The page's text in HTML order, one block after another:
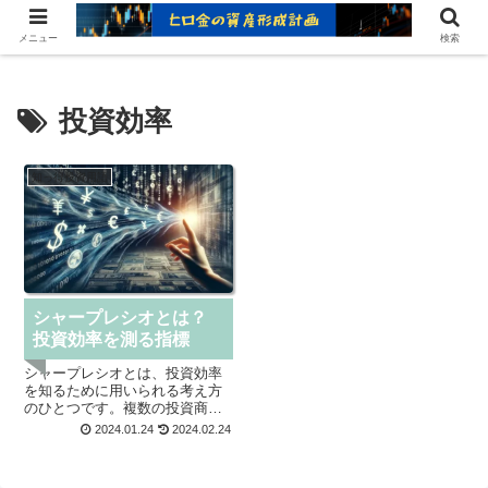
ヒロ金の資産形成レシピ：賢いお金の増やし方
投資効率
知っ得投資用語
シャープレシオとは？
投資効率を測る指標
シャープレシオとは、投資効率
を知るために用いられる考え方
のひとつです。複数の投資商品
のリスクとリターンのバランス
2024.01.24 2024.02.24
メニュー 検索